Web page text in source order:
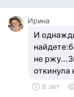
Ирина
И
не
откинула
8 лет